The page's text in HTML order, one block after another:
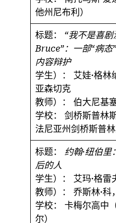
他州尼布利）
标题：
“我不是喜
Bruce”：一部“病态
内容辩护
学生）：
艾娃·格林
亚森切克
教师）：
伯大尼基
学校：
剑桥斯普林
法尼亚州剑桥斯普林
标题：
约翰·纽伯
后的人
学生）：
艾玛·格雷
教师）：
乔斯林·科
学校：
卡梅尔高中
尔）